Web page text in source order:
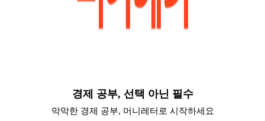
경제 공부, 선택 아닌 필수
막막한 경제 공부, 머니레터로 시작하세요